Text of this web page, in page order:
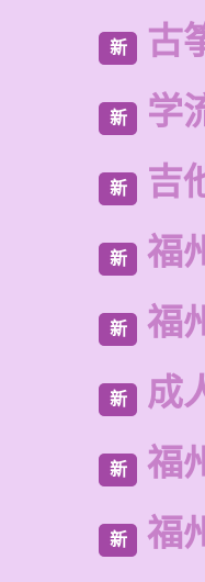
新 古
新 学
新 吉
新 福
新 福
新 成
新 福
新 福